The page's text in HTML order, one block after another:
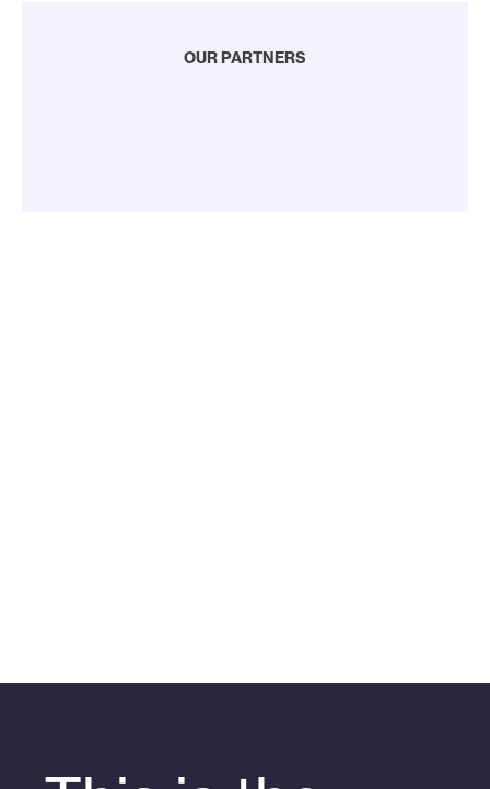
OUR PARTNERS